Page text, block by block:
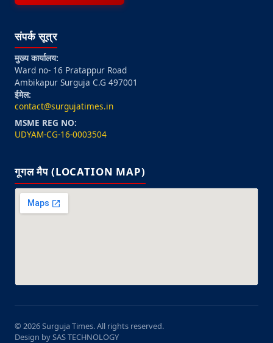
संपर्क सूत्र
मुख्य कार्यालय:
Ward no- 16 Pratappur Road
Ambikapur Surguja C.G 497001
ईमेल:
contact@surgujatimes.in
MSME REG NO:
UDYAM-CG-16-0003504
गूगल मैप (LOCATION MAP)
© 2026 Surguja Times. All rights reserved.
Design by SAS TECHNOLOGY